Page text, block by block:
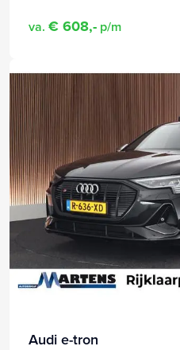
va. € 608,- p/m
Audi e-tron